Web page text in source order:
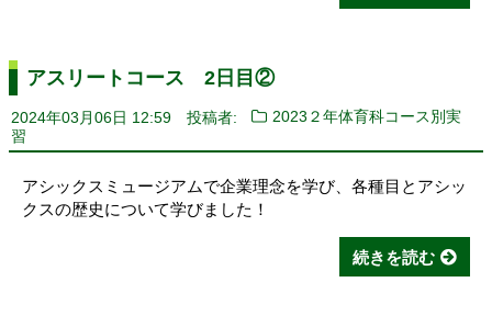
アスリートコース 2日目②
2024年03月06日 12:59 投稿者:
2023２年体育科コース別実
習
アシックスミュージアムで企業理念を学び、各種目とアシッ
クスの歴史について学びました！
続きを読む